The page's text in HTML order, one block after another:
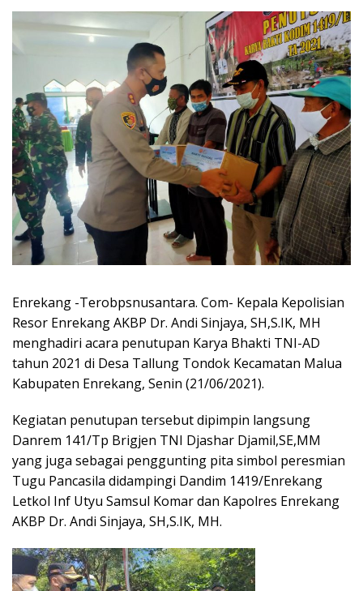
Enrekang -Terobpsnusantara. Com- Kepala Kepolisian
Resor Enrekang AKBP Dr. Andi Sinjaya, SH,S.IK, MH
menghadiri acara penutupan Karya Bhakti TNI-AD
tahun 2021 di Desa Tallung Tondok Kecamatan Malua
Kabupaten Enrekang, Senin (21/06/2021).
Kegiatan penutupan tersebut dipimpin langsung
Danrem 141/Tp Brigjen TNI Djashar Djamil,SE,MM
yang juga sebagai penggunting pita simbol peresmian
Tugu Pancasila didampingi Dandim 1419/Enrekang
Letkol Inf Utyu Samsul Komar dan Kapolres Enrekang
AKBP Dr. Andi Sinjaya, SH,S.IK, MH.